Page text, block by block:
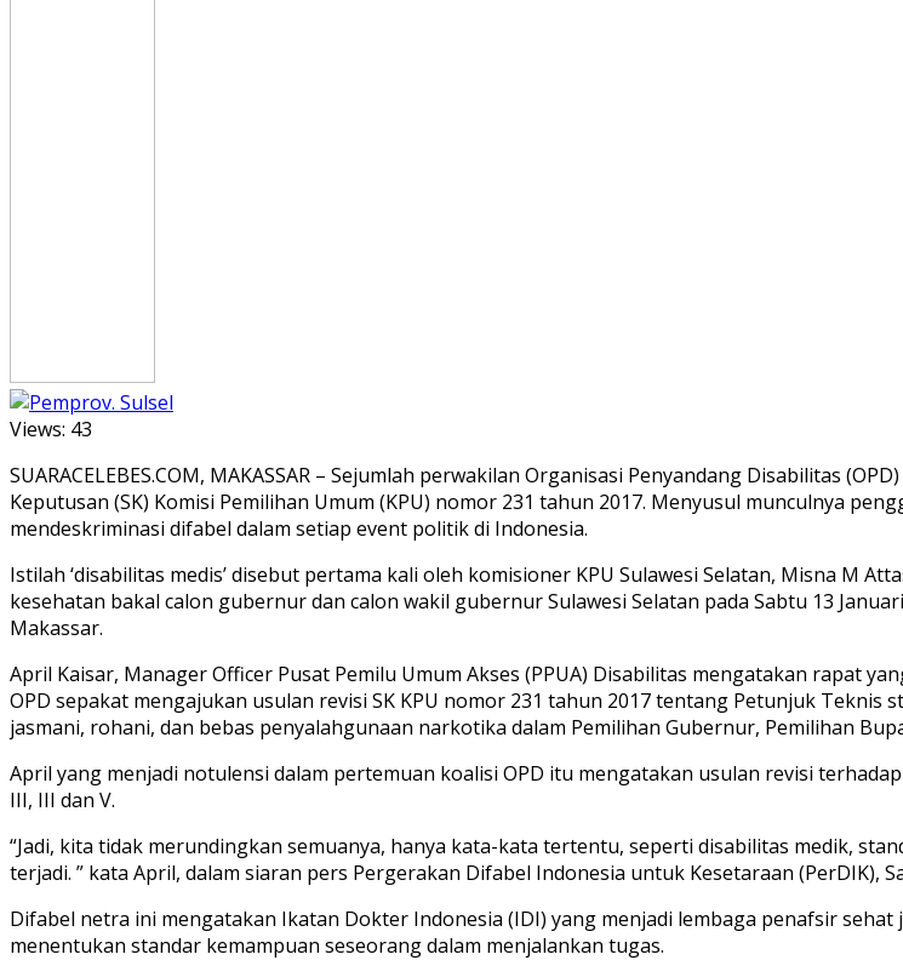
Views: 43
SUARACELEBES.COM, MAKASSAR – Sejumlah perwakilan Organisasi Penyandang Disabilitas
Keputusan (SK) Komisi Pemilihan Umum (KPU) nomor 231 tahun 2017. Menyusul munculnya
mendeskriminasi difabel dalam setiap event politik di Indonesia.
Istilah ‘disabilitas medis’ disebut pertama kali oleh komisioner KPU Sulawesi Selatan, Misna M
kesehatan bakal calon gubernur dan calon wakil gubernur Sulawesi Selatan pada Sabtu 13
Makassar.
April Kaisar, Manager Officer Pusat Pemilu Umum Akses (PPUA) Disabilitas mengatakan rapat
OPD sepakat mengajukan usulan revisi SK KPU nomor 231 tahun 2017 tentang Petunjuk
jasmani, rohani, dan bebas penyalahgunaan narkotika dalam Pemilihan Gubernur, Pemilihan
April yang menjadi notulensi dalam pertemuan koalisi OPD itu mengatakan usulan revisi
III, III dan V.
“Jadi, kita tidak merundingkan semuanya, hanya kata-kata tertentu, seperti disabilitas medik,
terjadi. ” kata April, dalam siaran pers Pergerakan Difabel Indonesia untuk Kesetaraan (PerDIK),
Difabel netra ini mengatakan Ikatan Dokter Indonesia (IDI) yang menjadi lembaga penafsir
menentukan standar kemampuan seseorang dalam menjalankan tugas.